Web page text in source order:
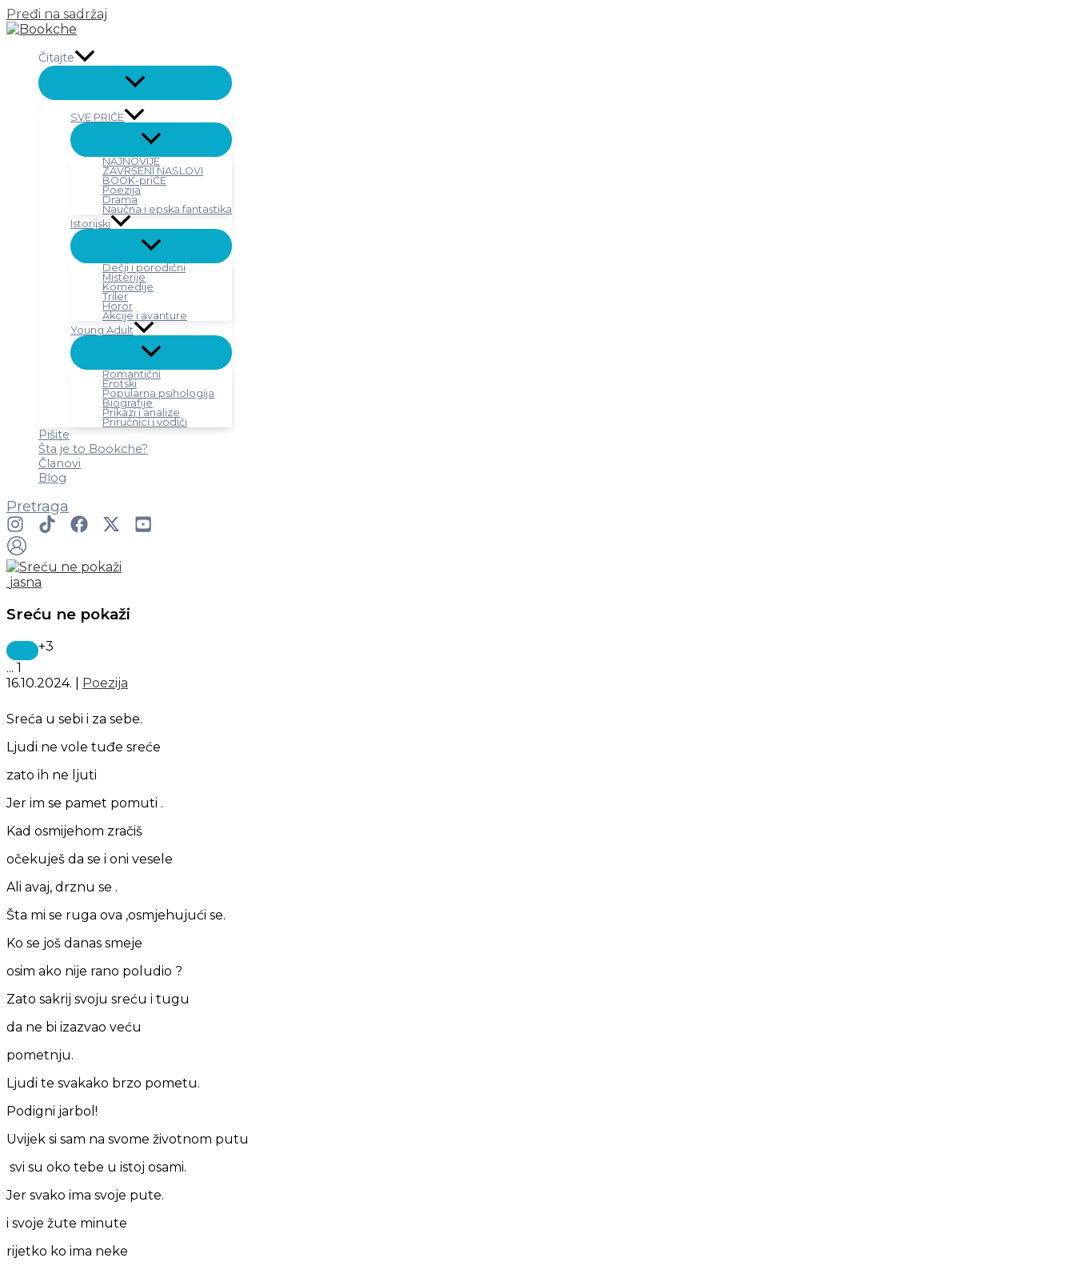
Pređi na sadržaj
Čitajte
SVE PRIČE
NAJNOVIJE
ZAVRŠENI NASLOVI
BOOK-priČE
Poezija
Drama
Naučna i epska fantastika
Istorijski
Dečji i porodični
Misterije
Komedije
Triler
Horor
Akcije i avanture
Young Adult
Romantični
Erotski
Popularna psihologija
Biografije
Prikazi i analize
Priručnici i vodiči
Pišite
Šta je to Bookche?
Članovi
Blog
Pretraga
jasna
Sreću ne pokaži
+3
... 1
16.10.2024.
Poezija
Sreća u sebi i za sebe.
Ljudi ne vole tuđe sreće
zato ih ne ljuti
Jer im se pamet pomuti .
Kad osmijehom zračiš
očekuješ da se i oni vesele
Ali avaj, drznu se .
Šta mi se ruga ova ,osmjehujući se.
Ko se još danas smeje
osim ako nije rano poludio ?
Zato sakrij svoju sreću i tugu
da ne bi izazvao veću
pometnju.
Ljudi te svakako brzo pometu.
Podigni jarbol!
Uvijek si sam na svome životnom putu
svi su oko tebe u istoj osami.
Jer svako ima svoje pute.
i svoje žute minute
rijetko ko ima neke